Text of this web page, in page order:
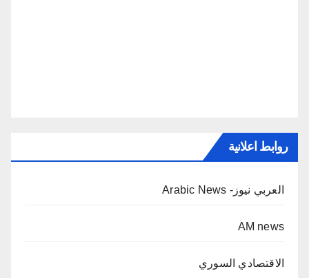
روابط اعلانية
العربي نيوز- Arabic News
AM news
الاقتصادي السوري